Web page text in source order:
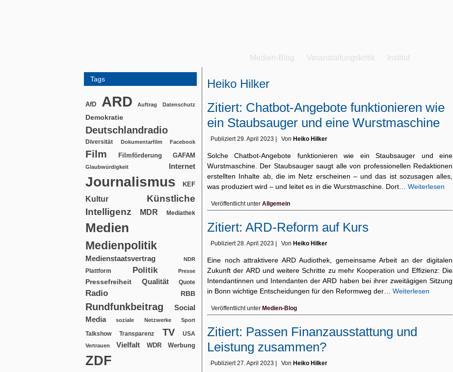
Medien-Blog Veranstaltungskritik Institut
Tags
AfD ARD Auftrag Datenschutz
Demokratie
Deutschlandradio
Diversität Dokumentarfilm Facebook
Film Filmförderung GAFAM
Glaubwürdigkeit Internet
Journalismus KEF
Kultur
Künstliche
Intelligenz
MDR Mediathek
Medien
Medienpolitik
Medienstaatsvertrag NDR
Plattform Politik Presse
Pressefreiheit Qualität Quote
Radio RBB
Rundfunkbeitrag
Social
Media
soziale Netzwerke Sport
Talkshow Transparenz TV USA
Vertrauen Vielfalt WDR Werbung
ZDF
Heiko Hilker
Zitiert: Chatbot-Angebote funktionieren wie
ein Staubsauger und eine Wurstmaschine
Publiziert 29. April 2023 Von Heiko Hilker
Solche Chatbot-Angebote funktionieren wie ein Staubsauger und eine
Wurstmaschine. Der Staubsauger saugt alle von professionellen Redaktionen
erstellten Inhalte ab, die im Netz erscheinen – und das ist sozusagen alles,
was produziert wird – und leitet es in die Wurstmaschine. Dort… Weiterlesen
Veröffentlicht unter Allgemein
Zitiert: ARD-Reform auf Kurs
Publiziert 28. April 2023 Von Heiko Hilker
Eine noch attraktivere ARD Audiothek, gemeinsame Arbeit an der digitalen
Zukunft der ARD und weitere Schritte zu mehr Kooperation und Effizienz: Die
Intendantinnen und Intendanten der ARD haben bei ihrer zweitägigen Sitzung
in Bonn wichtige Entscheidungen für den Reformweg der… Weiterlesen
Veröffentlicht unter Medien-Blog
Zitiert: Passen Finanzausstattung und
Leistung zusammen?
Publiziert 27. April 2023 Von Heiko Hilker